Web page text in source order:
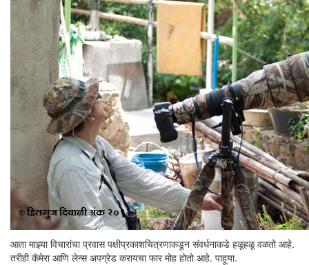
आता माझ्या विचारांचा प्रवास पक्षीप्रकाशचित्रणाकडून संवर्धनाकडे हळूहळू वळतो आहे.
तरीही कॅमेरा आणि लेन्स अपग्रेड करायचा फार मोह होतो आहे. पाहूया.